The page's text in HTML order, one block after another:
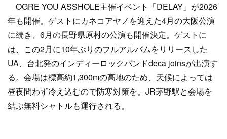
OGRE YOU ASSHOLE主催イベント「DELAY」が2026
年も開催。ゲストにカネコアヤノを迎えた4月の大阪公演
に続き、6月の長野県原村の公演も開催決定。ゲストに
は、この2月に10年ぶりのフルアルバムをリリースした
UA、台北発のインディーロックバンドdeca joinsが出演す
る。会場は標高約1,300mの高地のため、天候によっては
昼夜問わず冷え込むので防寒対策を。JR茅野駅と会場を
結ぶ無料シャトルも運行される。